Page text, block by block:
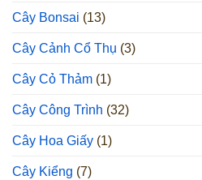
Cây Bonsai (13)
Cây Cảnh Cổ Thụ (3)
Cây Cỏ Thảm (1)
Cây Công Trình (32)
Cây Hoa Giấy (1)
Cây Kiểng (7)